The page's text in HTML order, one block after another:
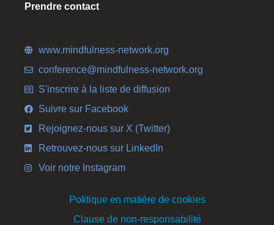
Prendre contact
www.mindfulness-network.org
conference@mindfulness-network.org
S'inscrire à la liste de diffusion
Suivre sur Facebook
Rejoignez-nous sur X (Twitter)
Retrouvez-nous sur LinkedIn
Voir notre Instagram
Politique en matière de cookies
Clause de non-responsabilité